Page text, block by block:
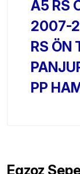
A5 RS
2007-
RS ÖN
PP
Egzoz